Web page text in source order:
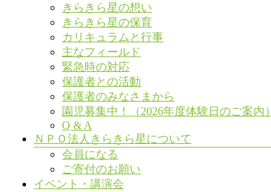
きらきら星の想い
きらきら星の保育
カリキュラムと行事
主なフィールド
緊急時の対応
保護者との活動
保護者のみなさまから
園児募集中！（2026年度体験日のご案内）
Q & A
ＮＰＯ法人きらきら星について
会員になる
ご寄付のお願い
イベント・講演会